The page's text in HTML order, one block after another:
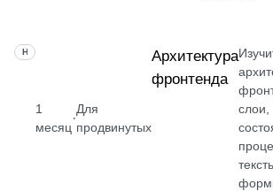
НАВЫК
1
месяц
·
Для
продвинутых
Архитектура
фронтенда
слои,